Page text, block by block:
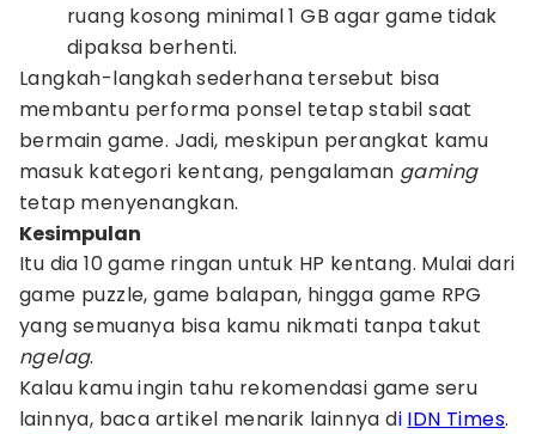
ruang kosong minimal 1 GB agar game tidak
dipaksa berhenti.
Langkah-langkah sederhana tersebut bisa
membantu performa ponsel tetap stabil saat
bermain game. Jadi, meskipun perangkat kamu
masuk kategori kentang, pengalaman gaming
tetap menyenangkan.
Kesimpulan
Itu dia 10 game ringan untuk HP kentang. Mulai dari
game puzzle, game balapan, hingga game RPG
yang semuanya bisa kamu nikmati tanpa takut
ngelag.
Kalau kamu ingin tahu rekomendasi game seru
lainnya, baca artikel menarik lainnya di IDN Times.